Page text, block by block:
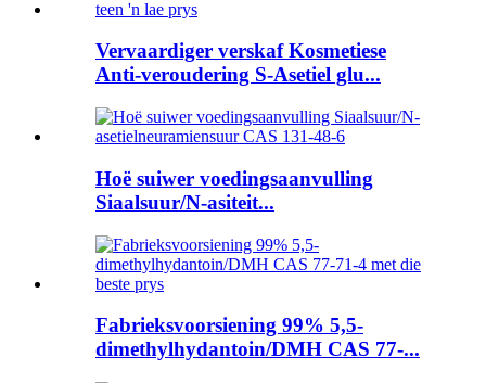
Vervaardiger verskaf Kosmetiese
Anti-veroudering S-Asetiel glu...
Hoë suiwer voedingsaanvulling
Siaalsuur/N-asiteit...
Fabrieksvoorsiening 99% 5,5-
dimethylhydantoin/DMH CAS 77-...